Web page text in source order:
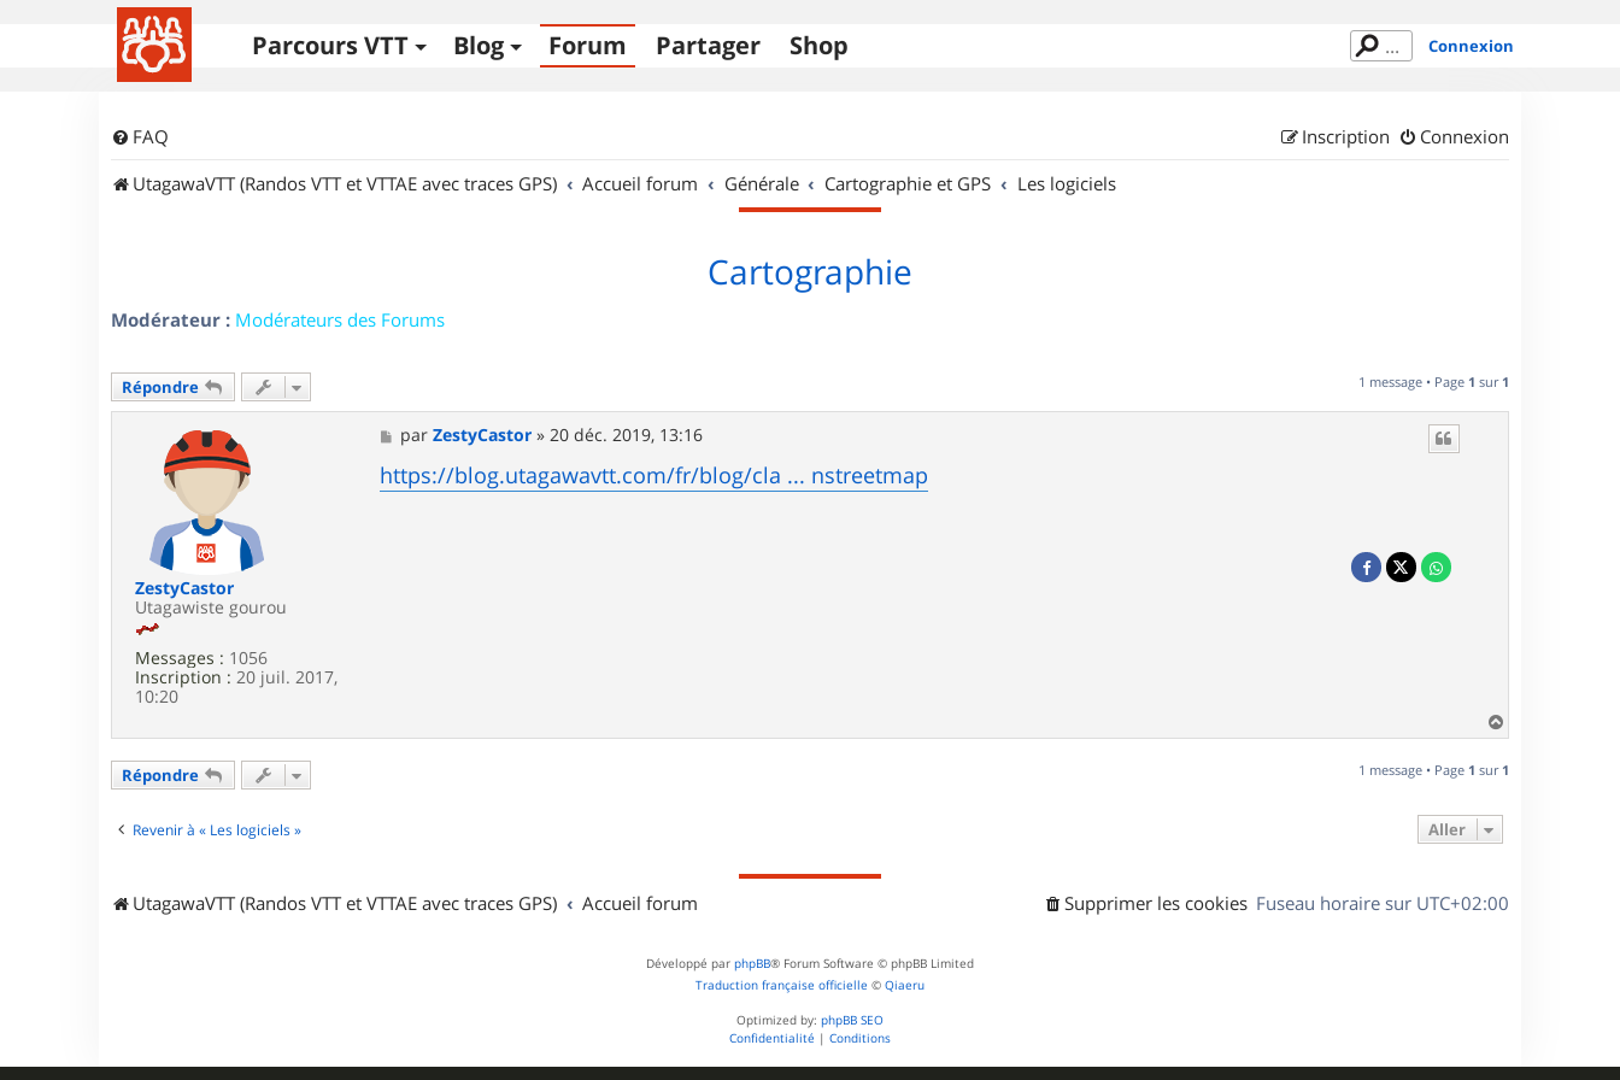
Parcours VTT Blog Forum Partager Shop Connexion
FAQ Connexion
Inscription
UtagawaVTT (Randos VTT et VTTAE avec traces GPS)
Accueil forum Générale Cartographie et GPS Les logiciels
Cartographie
Modérateur : Modérateurs des Forums
Répondre 1 message • Page 1 sur 1
ZestyCastor
Utagawiste gourou
Messages : 1056
Inscription : 20 juil. 2017,
10:20
M
e
s
s
parZestyCastor »20 déc. 2019, 13:16
https://blog.utagawavtt.com/fr/blog/cla ... nstreetmap
a
t
Répondre 1 message • Page 1 sur 1
Revenir à « Les logiciels » Aller
UtagawaVTT (Randos VTT et VTTAE avec traces GPS) Accueil forum Fuseau horaire sur UTC+02:00
Supprimer les cookies
Développé par phpBB® Forum Software © phpBB Limited
Traduction française officielle © Qiaeru
Optimized by: phpBB SEO
Confidentialité | Conditions